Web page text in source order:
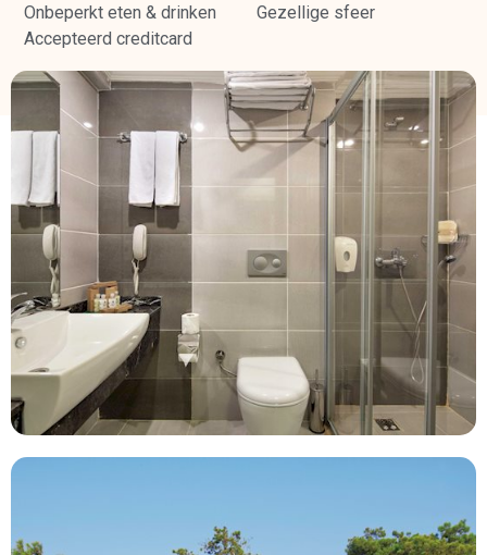
Onbeperkt eten & drinken
Gezellige sfeer
Accepteerd creditcard